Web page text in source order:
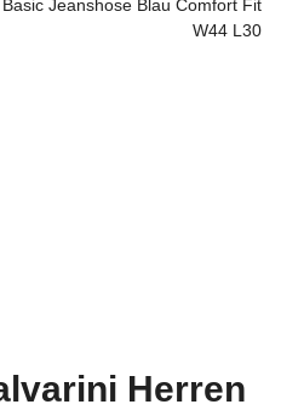
Herren